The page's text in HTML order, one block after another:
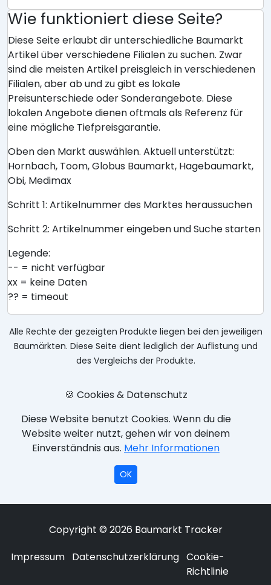
Wie funktioniert diese Seite?
Diese Seite erlaubt dir unterschiedliche Baumarkt
Artikel über verschiedene Filialen zu suchen. Zwar
sind die meisten Artikel preisgleich in verschiedenen
Filialen, aber ab und zu gibt es lokale
Preisunterschiede oder Sonderangebote. Diese
lokalen Angebote dienen oftmals als Referenz für
eine mögliche Tiefpreisgarantie.
Oben den Markt auswählen. Aktuell unterstützt:
Hornbach, Toom, Globus Baumarkt, Hagebaumarkt,
Obi, Medimax
Schritt 1: Artikelnummer des Marktes heraussuchen
Schritt 2: Artikelnummer eingeben und Suche starten
Legende:
-- = nicht verfügbar
xx = keine Daten
?? = timeout
Alle Rechte der gezeigten Produkte liegen bei den jeweiligen
Baumärkten. Diese Seite dient lediglich der Auflistung und
des Vergleichs der Produkte.
🍪 Cookies & Datenschutz
Diese Website benutzt Cookies. Wenn du die
Website weiter nutzt, gehen wir von deinem
Einverständnis aus. Mehr Informationen
OK
Copyright © 2026 Baumarkt Tracker
Impressum Datenschutzerklärung Cookie-
Richtlinie